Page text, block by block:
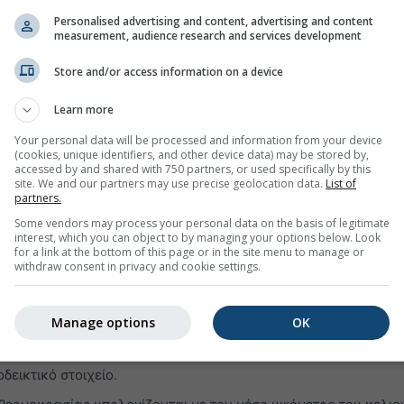
να δείτε τις καιρικές πληροφορίες για χθες ή το ιστορικό
του αρχείου καιρού χωρίζονται σε 3 γραφήματα:
της σχετικής υγρασίας σε ωριαία διαστήματα
ουρανός (ανοιχτό γαλάζιο φόντο). Όσο πιο σκούρο είναι
η νεφοκάλυψη
(σε μοίρες 0° = Βορράς, 90° = Ανατολή, 180° = Νότος
ιστορικού αρχείου, η πράσινη γραμμή αντιπροσωπεύει την
ανέμων δείχνει τη διεύθυνσή του.
ακόλουθα:
δεδομένα προσομοίωσης, όχι μετρήσεις, για την
με μετρήσεις μετεωρολογικού σταθμού (επειδή σε πάνω
διαθέσιμες μετρήσεις). Τα δεδομένα
αντικαταστήσουν τις μετρήσεις. Για περιοχές ή δεδομένα με
η προσομοίωση δεν μπορεί να αντικαταστήσει τις
στοιχείο.
Personalised advertising and content, advertising and content
measurement, audience research and services development
Store and/or access information on a device
Learn more
Your personal data will be processed and information from your device
(cookies, unique identifiers, and other device data) may be stored by,
accessed by and shared with 750 partners, or used specifically by this
site. We and our partners may use precise geolocation data. List of
partners.
Some vendors may process your personal data on the basis of legitimate
interest, which you can object to by managing your options below. Look
for a link at the bottom of this page or in the site menu to manage or
withdraw consent in privacy and cookie settings.
OK
Manage options